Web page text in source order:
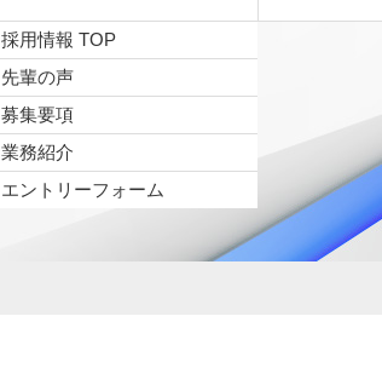
採用情報 TOP
先輩の声
募集要項
業務紹介
エントリーフォーム